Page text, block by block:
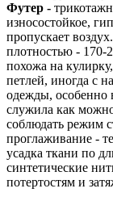
Футер -
износостойкое,
пропускает
плотностью - 170-
похожа на
петлей, иногда с
одежды, особенно
служила как
соблюдать режим
проглаживание -
усадка ткани по
синтетические
потертостям и